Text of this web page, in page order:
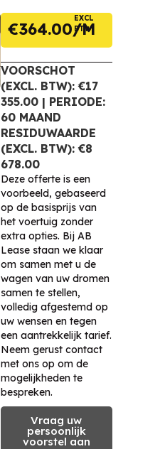
€364.00
EXCL
BTW
VOORSCHOT
(EXCL. BTW): €17
355.00 | PERIODE:
60 MAAND
RESIDUWAARDE
(EXCL. BTW): €8
678.00
Deze offerte is een
voorbeeld, gebaseerd
op de basisprijs van
het voertuig zonder
extra opties. Bij AB
Lease staan we klaar
om samen met u de
wagen van uw dromen
samen te stellen,
volledig afgestemd op
uw wensen en tegen
een aantrekkelijk tarief.
Neem gerust contact
met ons op om de
mogelijkheden te
bespreken.
Vraag uw
persoonlijk
voorstel aan